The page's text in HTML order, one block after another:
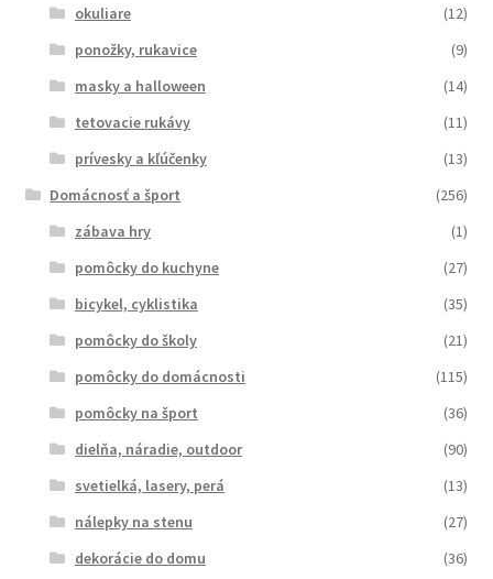
okuliare
(12)
ponožky, rukavice
(9)
masky a halloween
(14)
tetovacie rukávy
(11)
prívesky a kľúčenky
(13)
Domácnosť a šport
(256)
zábava hry
(1)
pomôcky do kuchyne
(27)
bicykel, cyklistika
(35)
pomôcky do školy
(21)
pomôcky do domácnosti
(115)
pomôcky na šport
(36)
dielňa, náradie, outdoor
(90)
svetielká, lasery, perá
(13)
nálepky na stenu
(27)
dekorácie do domu
(36)